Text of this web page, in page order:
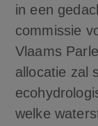
in een
commissie
Vlaams
allocatie zal
welke